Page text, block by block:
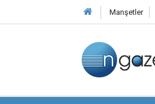
Manşetler